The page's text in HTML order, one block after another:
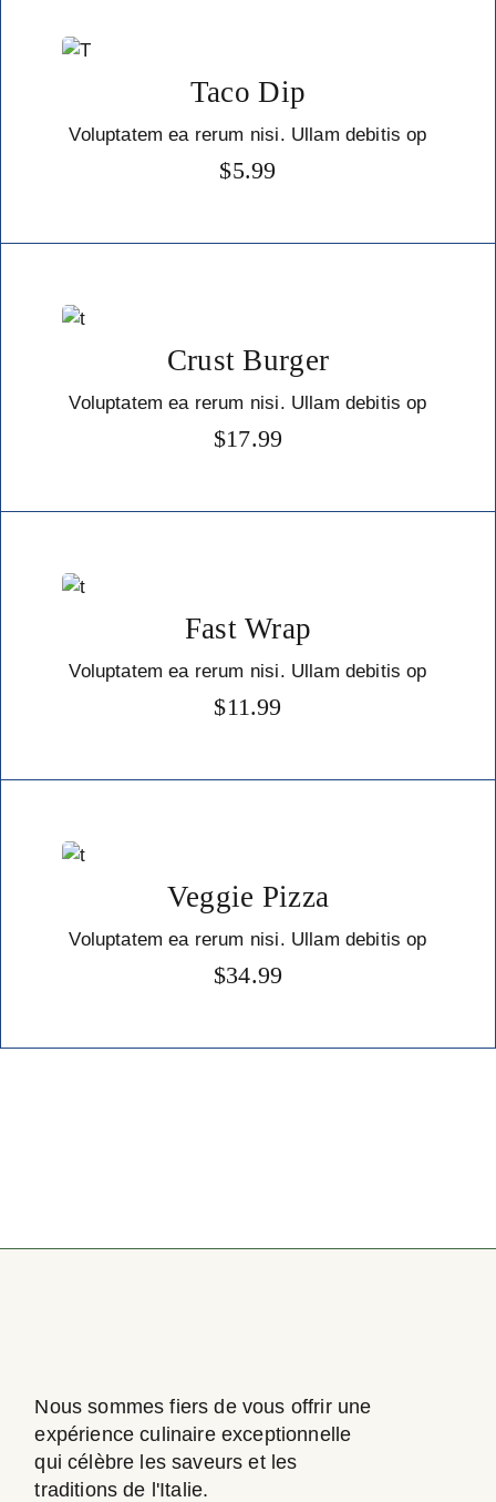
Taco Dip
Voluptatem ea rerum nisi. Ullam debitis op
$5.99
Crust Burger
Voluptatem ea rerum nisi. Ullam debitis op
$17.99
Fast Wrap
Voluptatem ea rerum nisi. Ullam debitis op
$11.99
Veggie Pizza
Voluptatem ea rerum nisi. Ullam debitis op
$34.99
Nous sommes fiers de vous offrir une
expérience culinaire exceptionnelle
qui célèbre les saveurs et les
traditions de l'Italie.